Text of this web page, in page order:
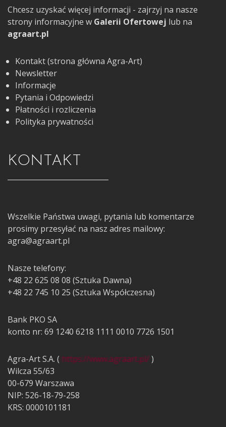
Chcesz uzyskać więcej informacji - zajrzyj na nasze
strony informacyjne w Galerii Ofertowej lub na
agraart.pl
Kontakt (strona główna Agra-Art)
Newsletter
Informacje
Pytania i Odpowiedzi
Płatności i rozliczenia
Polityka prywatności
KONTAKT
Wszelkie Państwa uwagi, pytania lub komentarze
prosimy przesyłać na nasz adres mailowy:
agra@agraart.pl
Nasze telefony:
+48 22 625 08 08 (Sztuka Dawna)
+48 22 745 10 25 (Sztuka Współczesna)
Bank PKO SA
konto nr: 69 1240 6218 1111 0010 7726 1501
Agra-Art S.A. ( https://www.agraart.pl/)
Wilcza 55/63
00-679 Warszawa
NIP: 526-18-79-258
KRS: 0000101181